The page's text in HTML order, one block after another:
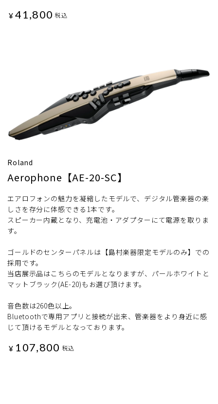
¥ 41,800 税込
Roland
Aerophone【AE-20-SC】
エアロフォンの魅力を凝縮したモデルで、デジタル管楽器の楽
しさを存分に体感できる1本です。
スピーカー内蔵となり、充電池・アダプターにて電源を取りま
す。
ゴールドのセンターパネルは【島村楽器限定モデルのみ】での
採用です。
当店展示品はこちらのモデルとなりますが、パールホワイトと
マットブラック(AE-20)もお選び頂けます。
音色数は260色以上。
Bluetoothで専用アプリと接続が出来、管楽器をより身近に感
じて頂けるモデルとなっております。
¥ 107,800 税込